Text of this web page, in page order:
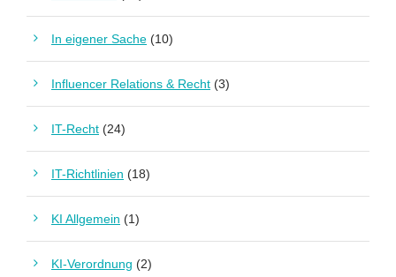
In eigener Sache (10)
Influencer Relations & Recht (3)
IT-Recht (24)
IT-Richtlinien (18)
KI Allgemein (1)
KI-Verordnung (2)